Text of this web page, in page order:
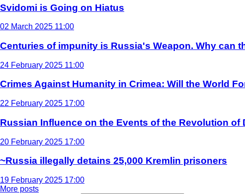
Svidomi is Going on Hiatus
02 March 2025 11:00
Centuries of impunity is Russia's Weapon. Why can
24 February 2025 11:00
Crimes Against Humanity in Crimea: Will the World
22 February 2025 17:00
Russian Influence on the Events of the Revolution
20 February 2025 17:00
~Russia illegally detains 25,000 Kremlin prisoners
19 February 2025 17:00
More posts